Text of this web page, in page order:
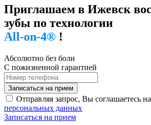
Приглашаем в Ижевск
зубы по технологии
All-on-4® !
Абсолютно без боли
С пожизненной гарантией
Записаться на прием
Отправляя запрос, Вы соглашаетесь на
персональных данных
Записаться на прием